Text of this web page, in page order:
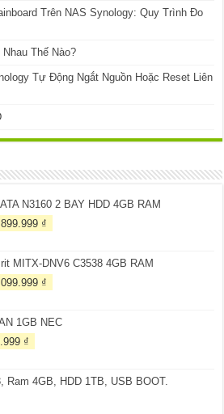
Trên NAS Synology: Quy Trình Đo
Thế Nào?
Tự Động Ngắt Nguồn Hoặc Reset Liên
N3160 2 BAY HDD 4GB RAM
₫.
₫
là:
MITX-DNV6 C3538 4GB RAM
₫.
₫
là:
1GB NEC
₫.
₫
là:
Ram 4GB, HDD 1TB, USB BOOT.